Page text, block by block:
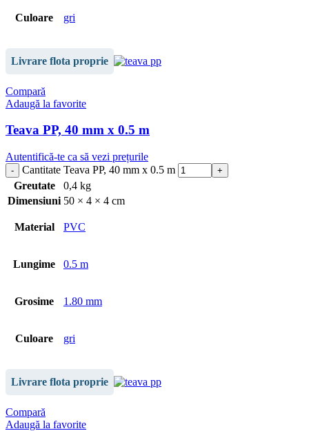
Culoare gri
Livrare flota proprie
Compară
Adaugă la favorite
Teava PP, 40 mm x 0.5 m
Autentifică-te ca să vezi prețurile
Cantitate Teava PP, 40 mm x 0.5 m
Greutate
0,4 kg
Dimensiuni 50 × 4 × 4 cm
Material PVC
Lungime 0.5 m
Grosime 1.80 mm
Culoare gri
Livrare flota proprie
Compară
Adaugă la favorite